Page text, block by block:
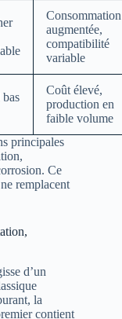
Consommation
augmentée,
compatibilité
variable
Coût élevé,
production en
faible volume
principales
Ce
remplacent
d’un
la
contient